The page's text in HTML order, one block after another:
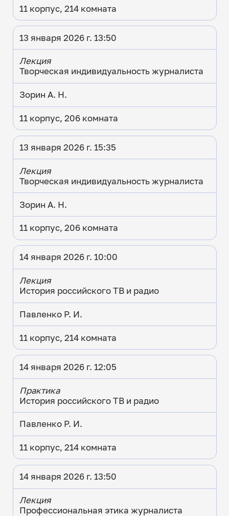
11 корпус, 214 комната
13 января 2026 г. 13:50
Лекция
Творческая индивидуальность журналиста
Зорин А. Н.
11 корпус, 206 комната
13 января 2026 г. 15:35
Лекция
Творческая индивидуальность журналиста
Зорин А. Н.
11 корпус, 206 комната
14 января 2026 г. 10:00
Лекция
История российского ТВ и радио
Павленко Р. И.
11 корпус, 214 комната
14 января 2026 г. 12:05
Практика
История российского ТВ и радио
Павленко Р. И.
11 корпус, 214 комната
14 января 2026 г. 13:50
Лекция
Профессиональная этика журналиста